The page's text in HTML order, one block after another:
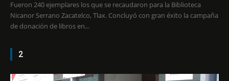
Fueron 240 ejemplares los que se recaudaron para la Biblioteca
Nicanor Serrano Zacatelco, Tlax. Concluyó con gran éxito la campaña
de donación de libros en...
2